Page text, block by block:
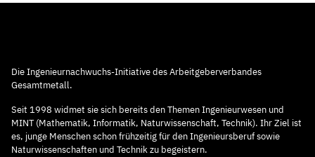
Die Ingenieurnachwuchs-Initiative des Arbeitgeberverbandes
Gesamtmetall.
Seit 1998 widmet sie sich bereits den Themen Ingenieurwesen und
MINT (Mathematik, Informatik, Naturwissenschaft, Technik). Ihr Ziel ist
es, junge Menschen schon frühzeitig für den Ingenieursberuf sowie
Naturwissenschaften und Technik zu begeistern.